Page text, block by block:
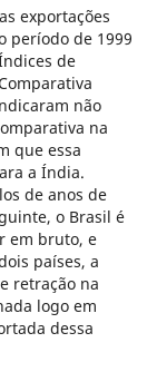
exportações
período de 1999
de
não
na
que essa
a Índia.
de anos de
o Brasil é
em bruto, e
países, a
retração na
logo em
dessa